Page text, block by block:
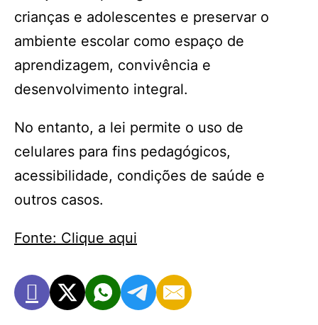
crianças e ado­lescentes e preservar o
ambiente escolar como espaço de
aprendizagem, con­vivência e
desenvolvimento integral.
No entanto, a lei permite o uso de
celulares para fins pedagógicos,
acessibilidade, condições de saúde e
outros casos.
Fonte: Clique aqui